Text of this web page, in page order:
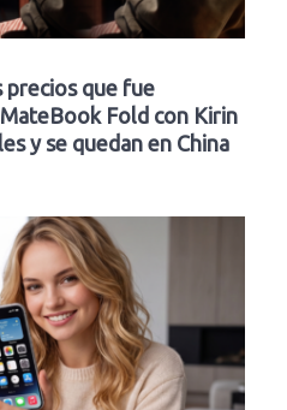
precios que fue
Fold con Kirin
y se quedan en China